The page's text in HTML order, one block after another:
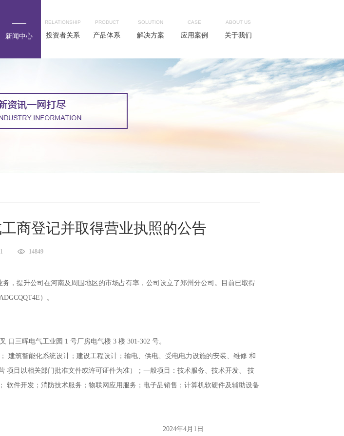
新闻中心
RELATIONSHIP
投资者关系
PRODUCT
产品体系
SOLUTION
解决方案
CASE
应用案例
ABOUT US
关于我们
商登记并取得营业执照的公告
14849
提升公司在河南及周围地区的市场占有率，公司设立了郑州 分公司。目前已取得
）。
三晖电气工业园 1 号厂房电气楼 3 楼 301-302 号。
筑智能化系统设计；建设工程设计；输电、供电、受电电力设施的安装、维修 和
目以相关部门批准文件或许可证件为准）；一般项目：技术服务、技术开发、 技
件开发；消防技术服务；物联网应用服务；电子品销售；计算机软硬件及辅助设备
月1日